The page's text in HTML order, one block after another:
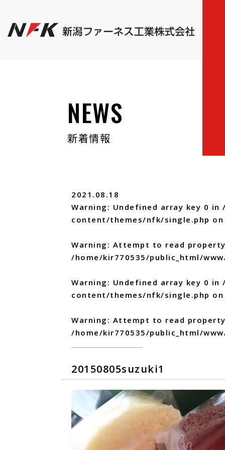
NEWS
新着情報
2021.08.18
Warning : Undefined array key 0 in
content/themes/nfk/single.php
Warning : Attempt to read
/home/kir770535/public_html/
Warning : Undefined array key 0 in
content/themes/nfk/single.php
Warning : Attempt to read
/home/kir770535/public_html/
20150805suzuki1